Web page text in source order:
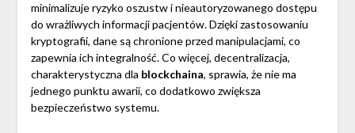
minimalizuje ryzyko oszustw i nieautoryzowanego dostępu
do wrażliwych informacji pacjentów. Dzięki zastosowaniu
kryptografii, dane są chronione przed manipulacjami, co
zapewnia ich integralność. Co więcej, decentralizacja,
charakterystyczna dla blockchaina, sprawia, że nie ma
jednego punktu awarii, co dodatkowo zwiększa
bezpieczeństwo systemu.